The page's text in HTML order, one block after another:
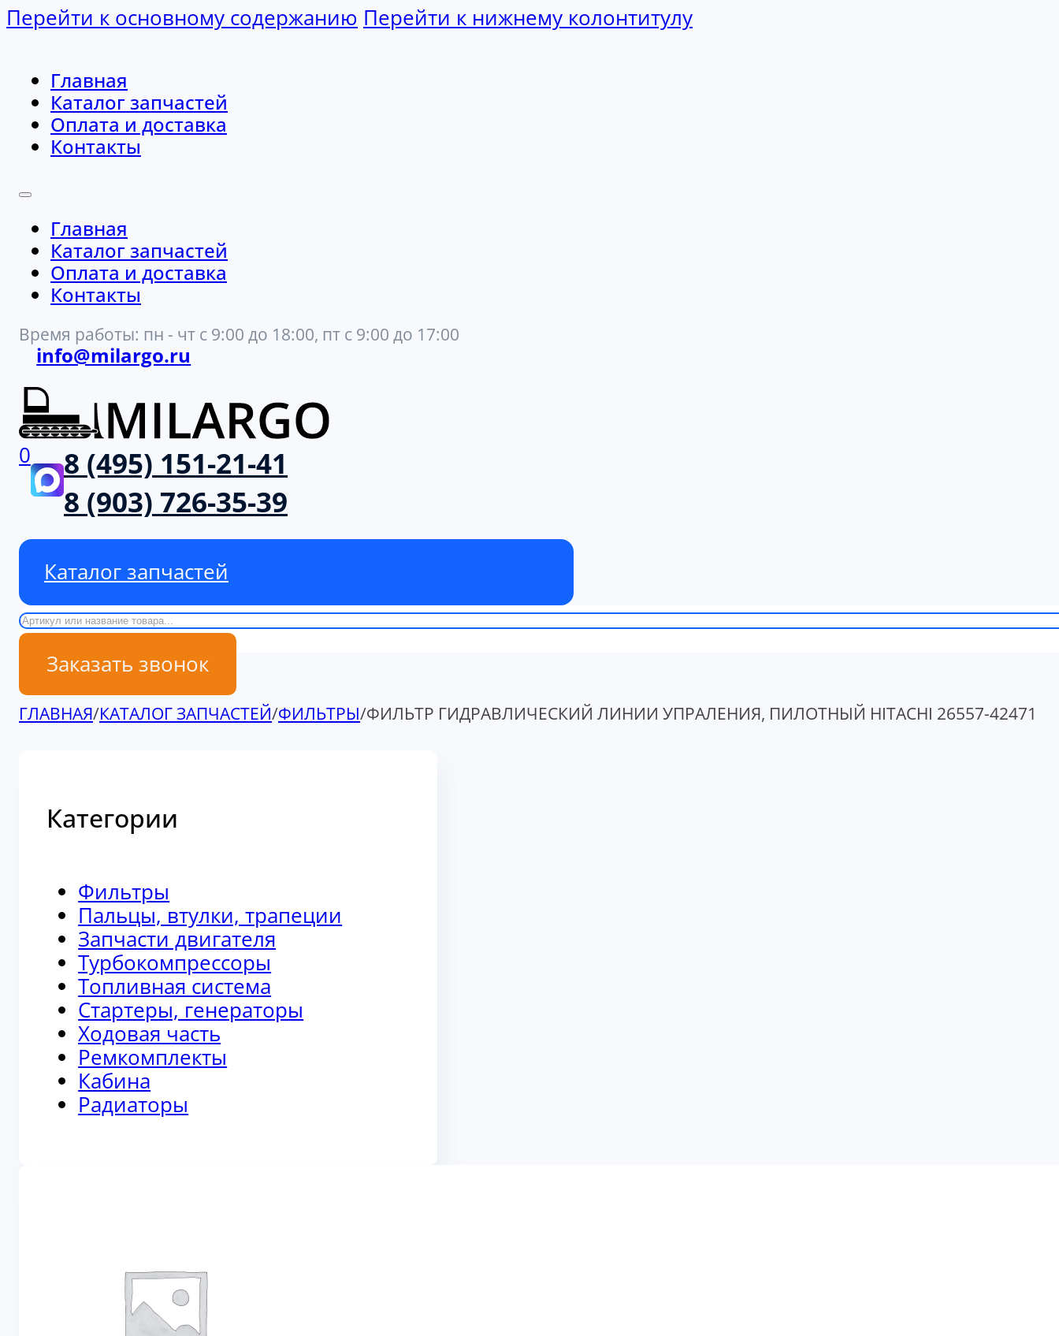
Перейти к основному содержанию Перейти к нижнему колонтитулу
Главная
Каталог запчастей
Оплата и доставка
Контакты
Главная
Каталог запчастей
Оплата и доставка
Контакты
Время работы: пн - чт с 9:00 до 18:00, пт с 9:00 до 17:00
info@milargo.ru
0
8 (495) 151-21-41
8 (903) 726-35-39
Каталог запчастей
Поиск
Заказать звонок
ГЛАВНАЯ/КАТАЛОГ ЗАПЧАСТЕЙ/ФИЛЬТРЫ/ФИЛЬТР ГИДРАВЛИЧЕСКИЙ ЛИНИИ УПРАЛЕНИЯ, ПИЛОТНЫЙ HITACHI 26557-42471
Категории
Фильтры
Пальцы, втулки, трапеции
Запчасти двигателя
Турбокомпрессоры
Топливная система
Стартеры, генераторы
Ходовая часть
Ремкомплекты
Кабина
Радиаторы